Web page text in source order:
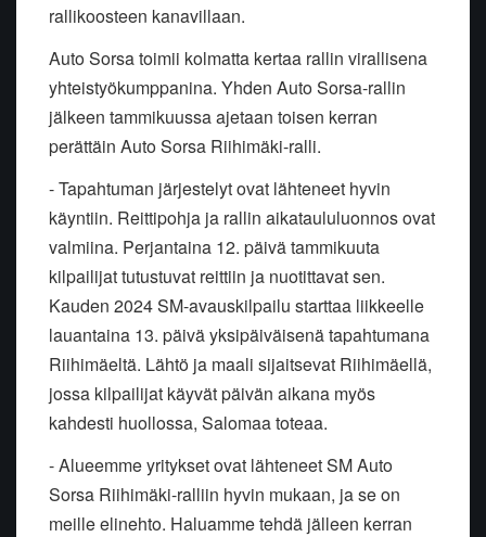
rallikoosteen kanavillaan.
Auto Sorsa toimii kolmatta kertaa rallin virallisena
yhteistyökumppanina. Yhden Auto Sorsa-rallin
jälkeen tammikuussa ajetaan toisen kerran
perättäin Auto Sorsa Riihimäki-ralli.
- Tapahtuman järjestelyt ovat lähteneet hyvin
käyntiin. Reittipohja ja rallin aikataululuonnos ovat
valmiina. Perjantaina 12. päivä tammikuuta
kilpailijat tutustuvat reittiin ja nuotittavat sen.
Kauden 2024 SM-avauskilpailu starttaa liikkeelle
lauantaina 13. päivä yksipäiväisenä tapahtumana
Riihimäeltä. Lähtö ja maali sijaitsevat Riihimäellä,
jossa kilpailijat käyvät päivän aikana myös
kahdesti huollossa, Salomaa toteaa.
- Alueemme yritykset ovat lähteneet SM Auto
Sorsa Riihimäki-ralliin hyvin mukaan, ja se on
meille elinehto. Haluamme tehdä jälleen kerran